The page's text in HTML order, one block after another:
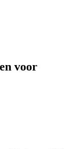
voor